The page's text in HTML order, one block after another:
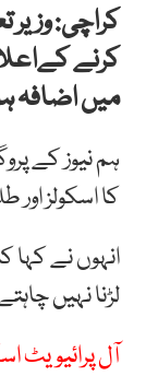
کراچی:
کرنے
میں اضافہ
ہم نیوز کے
کا اسکولز
انہوں نے
لڑنا نہیں
آل پرائیویٹ